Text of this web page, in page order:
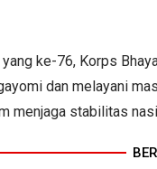
ke-76, Korps
dan melayani
menjaga stabilitas